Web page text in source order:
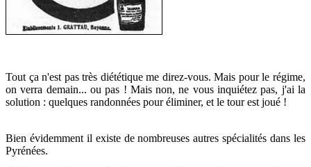
Tout ça n'est pas très diététique me direz-vous. Mais pour le régime,
on verra demain... ou pas ! Mais non, ne vous inquiétez pas, j'ai la
solution : quelques randonnées pour éliminer, et le tour est joué !
Bien évidemment il existe de nombreuses autres spécialités dans les
Pyrénées.